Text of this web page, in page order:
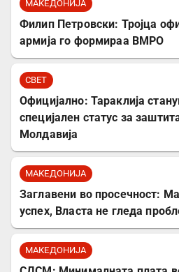
МАКЕДОНИЈА
Филип Петровски: Тројца
армија го формираа ВМРО
СВЕТ
Официјално: Тараклија
специјален статус за
Молдавија
МАКЕДОНИЈА
Заглавени во просечност:
успех, Власта не гледа
МАКЕДОНИЈА